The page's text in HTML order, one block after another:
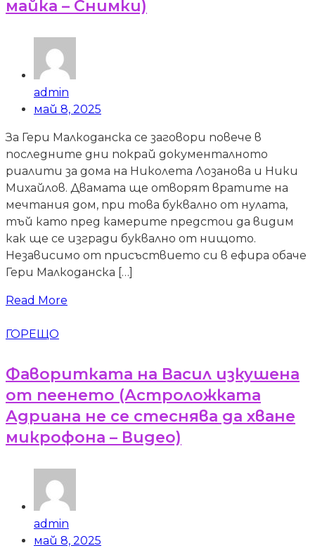
майка – Снимки)
admin
май 8, 2025
За Гери Малкоданска се заговори повече в
последните дни покрай документалното
риалити за дома на Николета Лозанова и Ники
Михайлов. Двамата ще отворят вратите на
мечтания дом, при това буквално от нулата,
тъй като пред камерите предстои да видим
как ще се изгради буквално от нищото.
Независимо от присъствието си в ефира обаче
Гери Малкоданска […]
Read More
ГОРЕЩО
Фаворитката на Васил изкушена
от пеенето (Астроложката
Адриана не се стеснява да хване
микрофона – Видео)
admin
май 8, 2025